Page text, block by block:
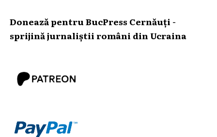
Donează pentru BucPress Cernăuți -
sprijină jurnaliștii români din Ucraina